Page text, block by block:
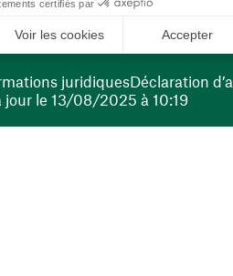
(ouvre une nouvelle fenêtre)
jour le 13/08/2025 à 10:19
juridiquesDéclaration